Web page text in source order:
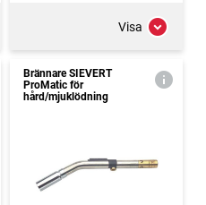
Visa
Brännare SIEVERT
ProMatic för
hård/mjuklödning